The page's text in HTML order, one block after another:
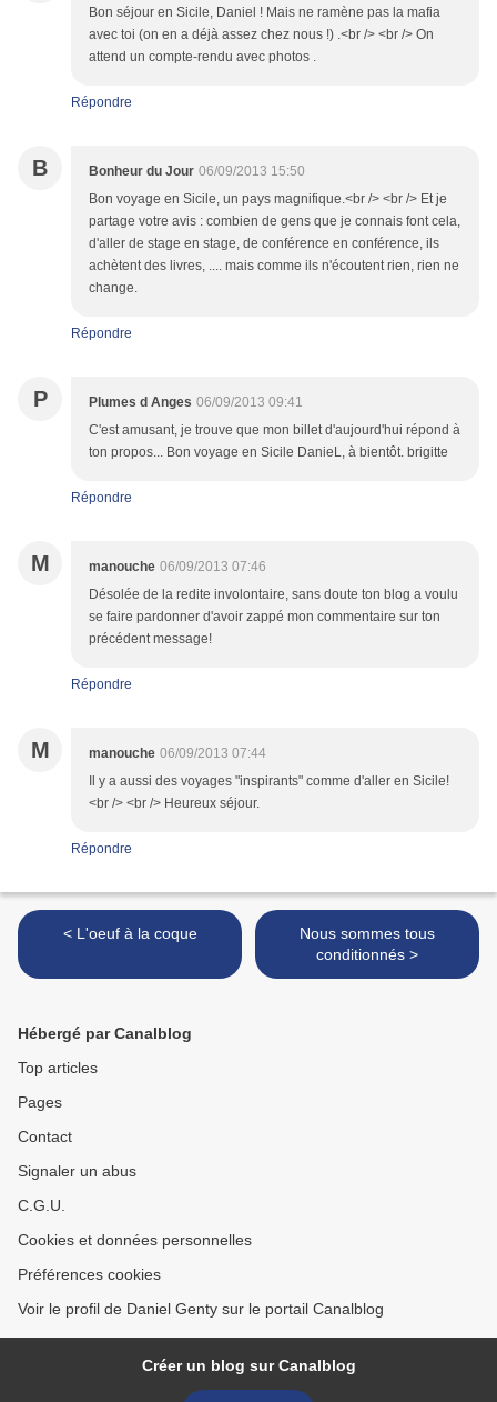
Bon séjour en Sicile, Daniel ! Mais ne ramène pas la mafia
avec toi (on en a déjà assez chez nous !) .<br /> <br /> On
attend un compte-rendu avec photos .
Répondre
B Bonheur du Jour 06/09/2013 15:50
Bon voyage en Sicile, un pays magnifique.<br /> <br /> Et je
partage votre avis : combien de gens que je connais font cela,
d'aller de stage en stage, de conférence en conférence, ils
achètent des livres, .... mais comme ils n'écoutent rien, rien ne
change.
Répondre
P Plumes d Anges 06/09/2013 09:41
C'est amusant, je trouve que mon billet d'aujourd'hui répond à
ton propos... Bon voyage en Sicile DanieL, à bientôt. brigitte
Répondre
M manouche 06/09/2013 07:46
Désolée de la redite involontaire, sans doute ton blog a voulu
se faire pardonner d'avoir zappé mon commentaire sur ton
précédent message!
Répondre
M manouche 06/09/2013 07:44
Il y a aussi des voyages "inspirants" comme d'aller en Sicile!
<br /> <br /> Heureux séjour.
Répondre
< L'oeuf à la coque
Nous sommes tous
conditionnés >
Hébergé par Canalblog
Top articles
Pages
Contact
Signaler un abus
C.G.U.
Cookies et données personnelles
Préférences cookies
Voir le profil de Daniel Genty sur le portail Canalblog
Créer un blog sur Canalblog